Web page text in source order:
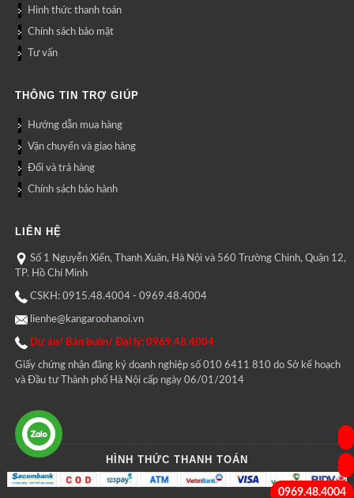
Hình thức thanh toán
Chính sách bảo mật
Tư vấn
THÔNG TIN TRỢ GIÚP
Hướng dẫn mua hàng
Vận chuyển và giao hàng
Đổi và trả hàng
Chính sách bảo hành
LIÊN HỆ
Số 1 Nguyễn Xiển, Thanh Xuân, Hà Nội và 560 Trường Chinh, Quận 12,
TP. Hồ Chí Minh
CSKH: 0915.48.4004 - 0969.48.4004
lienhe@kangaroohanoi.vn
Dự án/ Bán buôn/ Đại lý: 0969.48.4004
Giấy chứng nhận đăng ký doanh nghiệp số 010 6411 810 do Sở kế hoạch
và Đầu tư Thành phố Hà Nội cấp ngày 06/01/2014
HÌNH THỨC THANH TOÁN
0969.48.4004